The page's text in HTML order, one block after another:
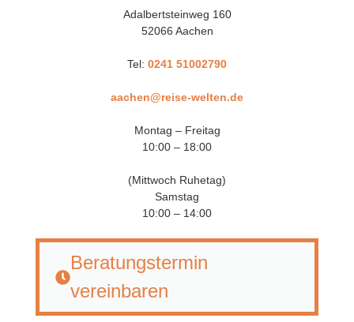
Adalbertsteinweg 160
52066 Aachen
Tel: 0241 51002790
aachen@reise-welten.de
Montag – Freitag
10:00 – 18:00
(Mittwoch Ruhetag)
Samstag
10:00 – 14:00
Beratungstermin
vereinbaren